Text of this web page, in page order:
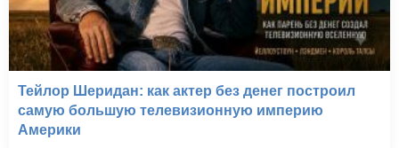
Тейлор Шеридан: как актер без денег построил
самую большую телевизионную империю
Америки